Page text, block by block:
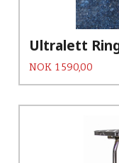
Ultralett
Pris
NOK 1 590,00